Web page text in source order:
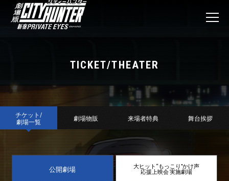
TICKET/THEATER
チケット/
劇場一覧 劇場物販 来場者特典 舞台挨拶
公開劇場 大ヒット“もっこり”かけ声
応援上映会 実施劇場